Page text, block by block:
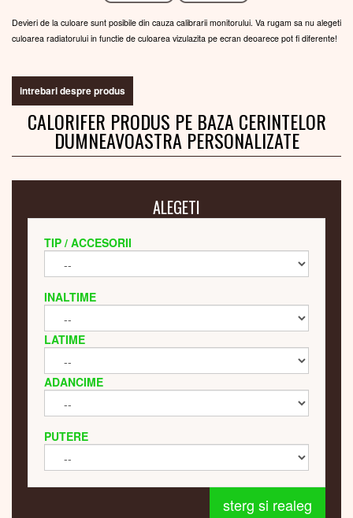
Devieri de la culoare sunt posibile din cauza calibrarii monitorului. Va rugam sa nu alegeti
culoarea radiatorului in functie de culoarea vizulazita pe ecran deoarece pot fi diferente!
intrebari despre produs
CALORIFER PRODUS PE BAZA CERINTELOR
DUMNEAVOASTRA PERSONALIZATE
ALEGETI
TIP / ACCESORII
INALTIME
LATIME
ADANCIME
PUTERE
sterg si realeg